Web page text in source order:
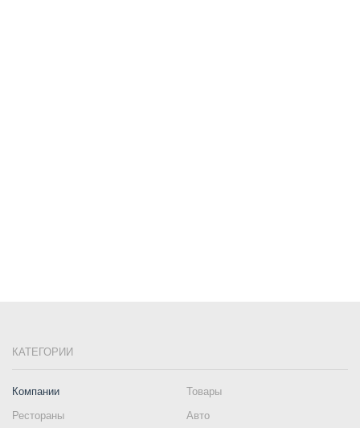
КАТЕГОРИИ
Компании
Товары
Рестораны
Авто